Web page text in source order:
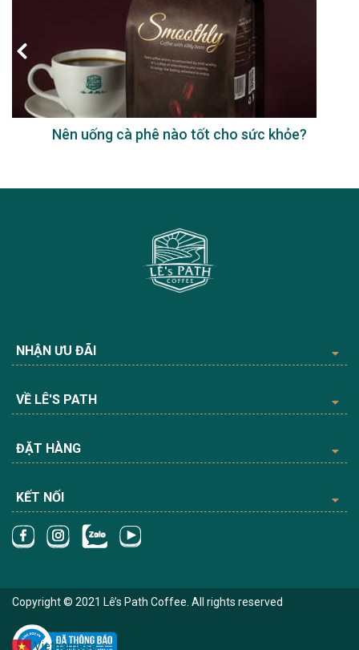
Nên uống cà phê nào tốt cho sức khỏe?
NHẬN ƯU ĐÃI
VỀ LÊ'S PATH
ĐẶT HÀNG
KẾT NỐI
Copyright © 2021 Lê’s Path Coffee. All rights reserved
Vietnamese ▼